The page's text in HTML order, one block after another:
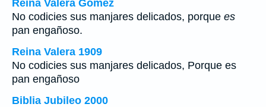
Reina Valera Gómez
No codicies sus manjares delicados, porque es
pan engañoso.
Reina Valera 1909
No codicies sus manjares delicados, Porque es
pan engañoso
Biblia Jubileo 2000